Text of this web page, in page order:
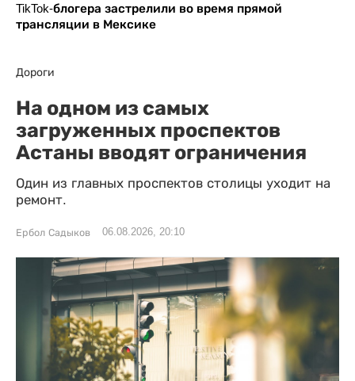
TikTok-блогера застрелили во время прямой
трансляции в Мексике
Дороги
На одном из самых
загруженных проспектов
Астаны вводят ограничения
Один из главных проспектов столицы уходит на
ремонт.
Ербол Садыков 06.08.2026, 20:10